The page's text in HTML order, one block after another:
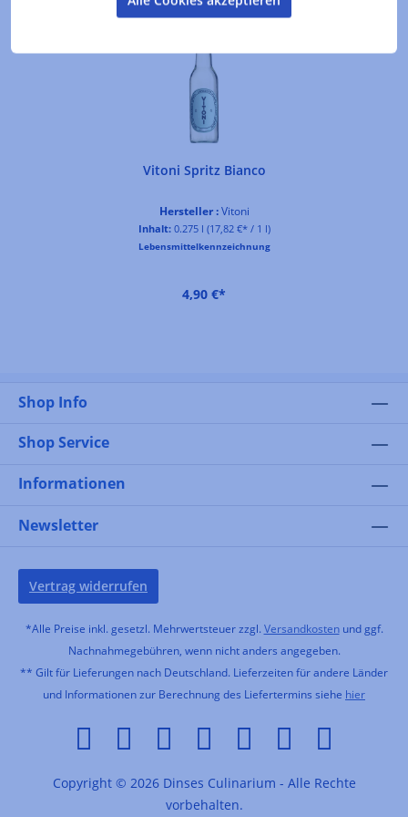
Vitoni Spritz Bianco
Hersteller :Vitoni
Inhalt: 0.275 l (17,82 €* / 1 l)
Lebensmittelkennzeichnung
4,90 €*
Shop Info
Shop Service
Informationen
Newsletter
Vertrag widerrufen
*Alle Preise inkl. gesetzl. Mehrwertsteuer zzgl. Versandkostenund ggf.
Nachnahmegebühren, wenn nicht anders angegeben.
** Gilt für Lieferungen nach Deutschland. Lieferzeiten für andere Länder
und Informationen zur Berechnung des Liefertermins siehe hier
Copyright © 2026 Dinses Culinarium - Alle Rechte
vorbehalten.